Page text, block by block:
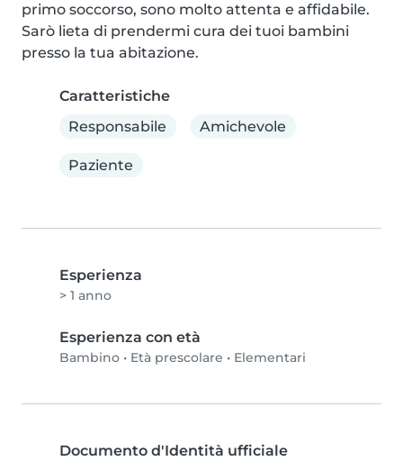
primo soccorso, sono molto attenta e affidabile.
Sarò lieta di prendermi cura dei tuoi bambini
presso la tua abitazione.
Caratteristiche
Responsabile
Amichevole
Paziente
Esperienza
> 1 anno
Esperienza con età
Bambino • Età prescolare • Elementari
Documento d'Identità ufficiale